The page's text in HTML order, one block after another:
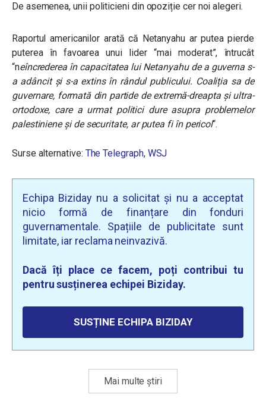
De asemenea, unii politicieni din opoziție cer noi alegeri.
Raportul americanilor arată că Netanyahu ar putea pierde
puterea în favoarea unui lider “mai moderat”, întrucât
“neîncrederea în capacitatea lui Netanyahu de a guverna s-
a adâncit și s-a extins în rândul publicului. Coaliția sa de
guvernare, formată din partide de extremă-dreapta și ultra-
ortodoxe, care a urmat politici dure asupra problemelor
palestiniene și de securitate, ar putea fi în pericol“.
Surse alternative: The Telegraph, WSJ
Echipa Biziday nu a solicitat și nu a acceptat
nicio formă de finanțare din fonduri
guvernamentale. Spațiile de publicitate sunt
limitate, iar reclama neinvazivă.
Dacă îți place ce facem, poți contribui tu
pentru susținerea echipei Biziday.
SUSȚINE ECHIPA BIZIDAY
Mai multe știri